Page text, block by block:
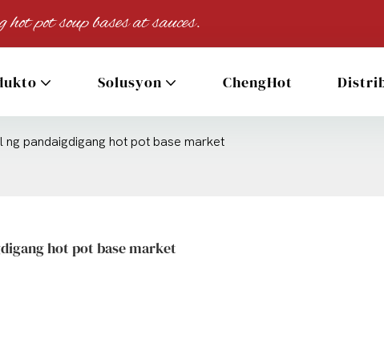
pot soup bases at sauces.
Solusyon ChengHot
ng pandaigdigang hot pot base market
hot pot base market